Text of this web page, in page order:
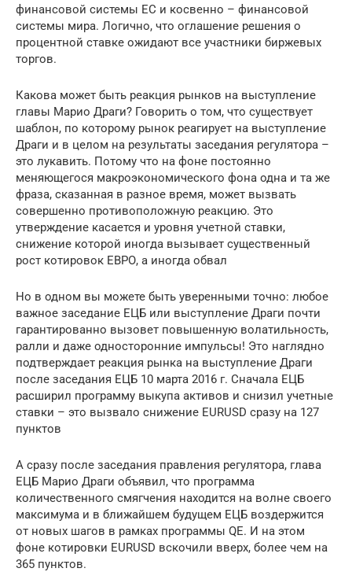
финансовой системы ЕС и косвенно – финансовой
системы мира. Логично, что оглашение решения о
процентной ставке ожидают все участники биржевых
торгов.
Какова может быть реакция рынков на выступление
главы Марио Драги? Говорить о том, что существует
шаблон, по которому рынок реагирует на выступление
Драги и в целом на результаты заседания регулятора –
это лукавить. Потому что на фоне постоянно
меняющегося макроэкономического фона одна и та же
фраза, сказанная в разное время, может вызвать
совершенно противоположную реакцию. Это
утверждение касается и уровня учетной ставки,
снижение которой иногда вызывает существенный
рост котировок ЕВРО, а иногда обвал
Но в одном вы можете быть уверенными точно: любое
важное заседание ЕЦБ или выступление Драги почти
гарантированно вызовет повышенную волатильность,
ралли и даже односторонние импульсы! Это наглядно
подтверждает реакция рынка на выступление Драги
после заседания ЕЦБ 10 марта 2016 г. Сначала ЕЦБ
расширил программу выкупа активов и снизил учетные
ставки – это вызвало снижение EURUSD сразу на 127
пунктов
А сразу после заседания правления регулятора, глава
ЕЦБ Марио Драги объявил, что программа
количественного смягчения находится на волне своего
максимума и в ближайшем будущем ЕЦБ воздержится
от новых шагов в рамках программы QE. И на этом
фоне котировки EURUSD вскочили вверх, более чем на
365 пунктов.